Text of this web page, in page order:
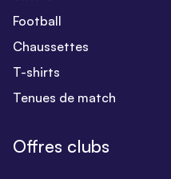
Football
Chaussettes
T-shirts
Tenues de match
Offres clubs